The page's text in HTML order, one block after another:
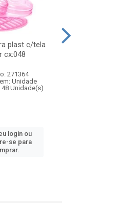
plast c/tela
cx:048
271364
Unidade
48 Unidade(s)
login ou
se para